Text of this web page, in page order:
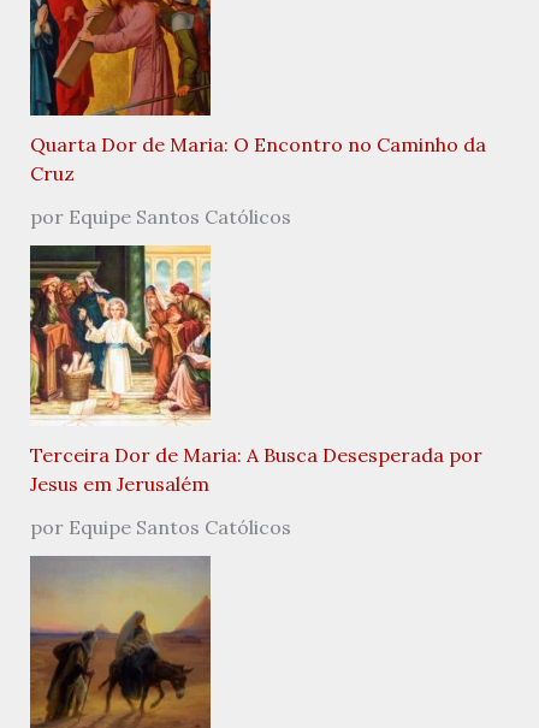
Quarta Dor de Maria: O Encontro no Caminho da
Cruz
por Equipe Santos Católicos
Terceira Dor de Maria: A Busca Desesperada por
Jesus em Jerusalém
por Equipe Santos Católicos